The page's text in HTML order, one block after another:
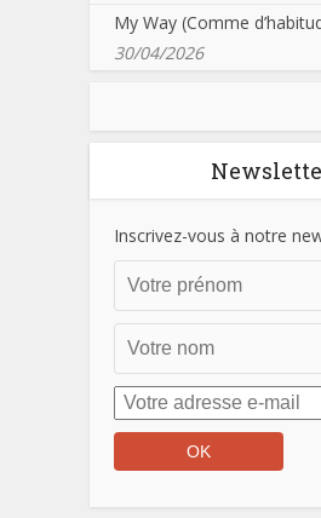
My Way (Comme
30/04/2026
Inscrivez-vous à notre